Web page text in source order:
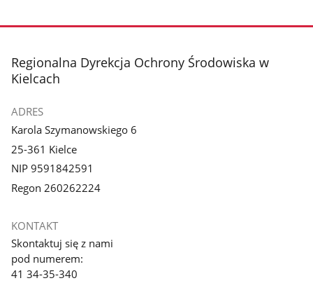
stopka
Regionalna Dyrekcja Ochrony Środowiska w
Kielcach
ADRES
Karola Szymanowskiego 6
25-361 Kielce
NIP 9591842591
Regon 260262224
KONTAKT
Skontaktuj się z nami
pod numerem:
41 34-35-340